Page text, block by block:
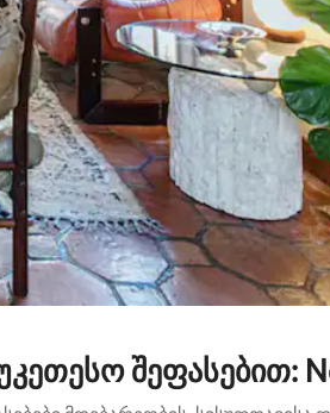
შეფასებით: